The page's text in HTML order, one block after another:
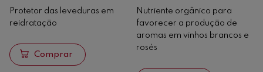
Protetor das leveduras em
reidratação
Comprar
Nutriente orgânico para
favorecer a produção de
aromas em vinhos brancos e
rosés
Taninos
Clarificação
Conservação